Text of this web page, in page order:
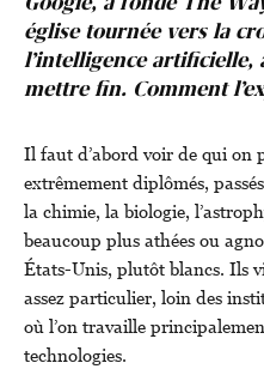
église tournée vers la
l’intelligence artificielle,
mettre fin. Comment
Il faut d’abord voir de qui on
extrêmement diplômés,
la chimie, la biologie,
beaucoup plus athées ou
États-Unis, plutôt blancs. Ils
assez particulier, loin des
où l’on travaille
technologies.